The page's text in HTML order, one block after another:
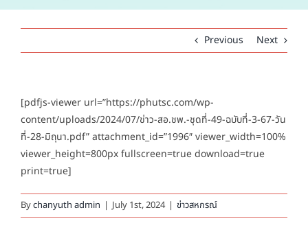
ติดต่อเรา
Previous Next
[pdfjs-viewer url=”https://phutsc.com/wp-
content/uploads/2024/07/ข่าว-สอ.ชพ.-ชุดที่-49-ฉบับที่-3-67-วัน
ที่-28-มิถุนา.pdf” attachment_id=”1996″ viewer_width=100%
viewer_height=800px fullscreen=true download=true
print=true]
Bychanyuth admin | July 1st, 2024 | ข่าวสหกรณ์